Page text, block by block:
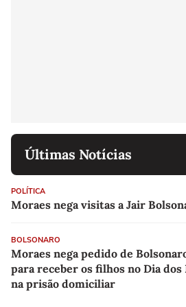
Últimas Notícias
POLÍTICA
Moraes nega visitas a Jair
BOLSONARO
Moraes nega pedido de
para receber os filhos no Dia dos
na prisão domiciliar